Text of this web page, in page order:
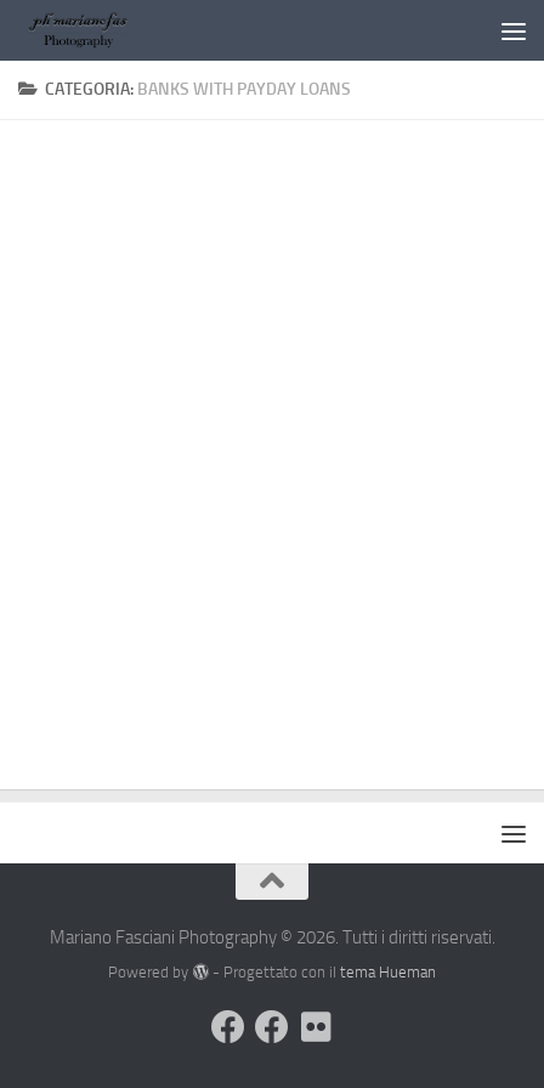
Salta al contenuto
CATEGORIA: BANKS WITH PAYDAY LOANS
Mariano Fasciani Photography © 2026. Tutti i diritti riservati.
Powered by - Progettato con il tema Hueman